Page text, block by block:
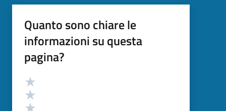
Quanto sono chiare le
informazioni su questa
pagina?
Valutazione